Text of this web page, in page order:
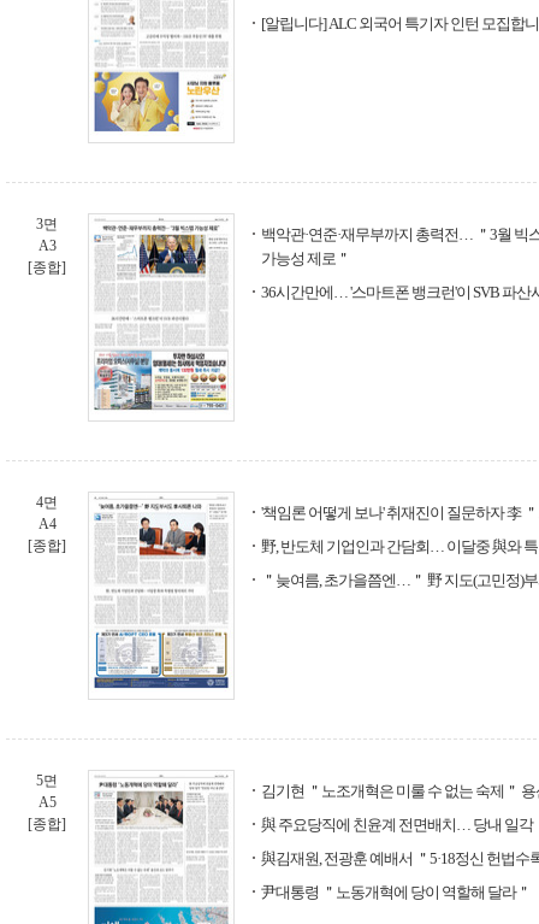
[알립니다] ALC 외국어 특기자 인턴 모집합
3면
A3
[종합]
백악관·연준·재무부까지 총력전… ＂3월 빅
가능성 제로＂
36시간만에… '스마트폰 뱅크런'이 SVB 파산
4면
A4
[종합]
'책임론 어떻게 보나' 취재진이 질문하자 李
野, 반도체 기업인과 간담회… 이달중 與와
＂늦여름, 초가을쯤엔…＂ 野 지도(고민정)
5면
A5
[종합]
김기현 ＂노조개혁은 미룰 수 없는 숙제＂
與 주요당직에 친윤계 전면배치… 당내 일각
與김재원, 전광훈 예배서 ＂5·18정신 헌법수
尹대통령 ＂노동개혁에 당이 역할해 달라＂